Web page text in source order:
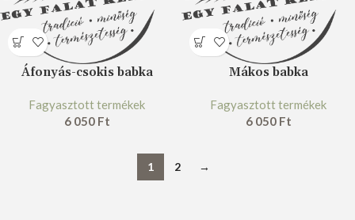
Áfonyás-csokis babka
Fagyasztott termékek
6 050 Ft
Mákos babka
Fagyasztott termékek
6 050 Ft
1 2 →